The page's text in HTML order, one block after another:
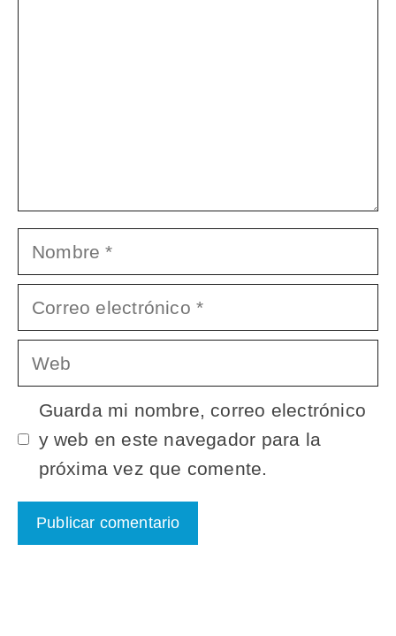
Nombre
Correo
electrónico
Web
Guarda mi nombre, correo electrónico
y web en este navegador para la
próxima vez que comente.